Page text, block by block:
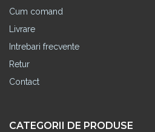
Cum comand
Livrare
Intrebari frecvente
Retur
Contact
CATEGORII DE PRODUSE